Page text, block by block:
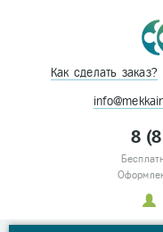
Как сделать заказ?
8